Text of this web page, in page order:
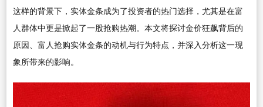
这样的背景下，实体金条成为了投资者的热门选择，尤其是在富
人群体中更是掀起了一股抢购热潮。本文将探讨金价狂飙背后的
原因、富人抢购实体金条的动机与行为特点，并深入分析这一现
象所带来的影响。